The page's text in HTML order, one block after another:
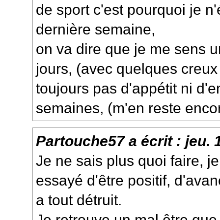
de sport c'est pourquoi je
dernière semaine,
on va dire que je me sens
jours, (avec quelques
toujours pas d'appétit ni
semaines, (m'en reste
Partouche57a écrit : jeu.
Je ne sais plus quoi faire,
essayé d'être positif,
a tout détruit.